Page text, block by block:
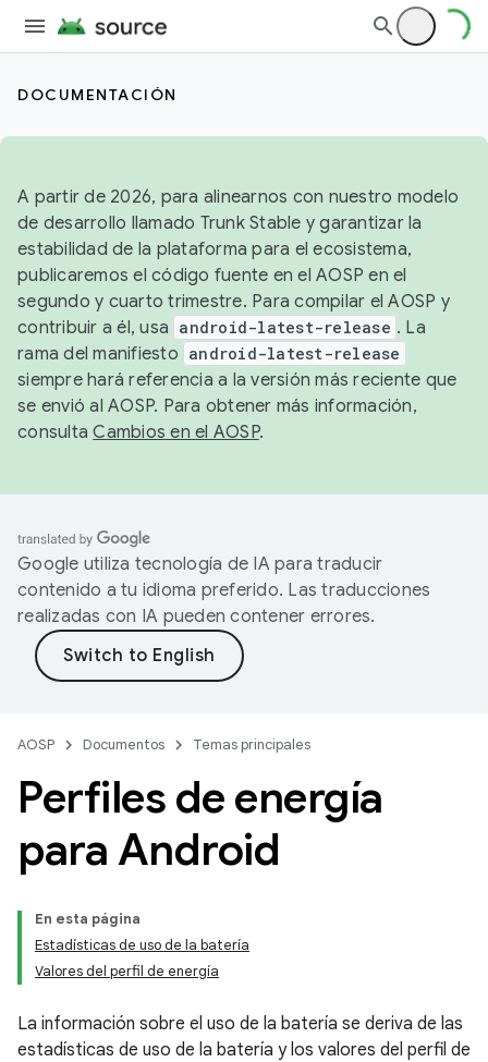
DOCUMENTACIÓN
A partir de 2026, para alinearnos con nuestro modelo
de desarrollo llamado Trunk Stable y garantizar la
estabilidad de la plataforma para el ecosistema,
publicaremos el código fuente en el AOSP en el
segundo y cuarto trimestre. Para compilar el AOSP y
contribuir a él, usa android-latest-release . La
rama del manifiesto android-latest-release
siempre hará referencia a la versión más reciente que
se envió al AOSP. Para obtener más información,
consultaCambios en el AOSP.
Google utiliza tecnología de IA para traducir
contenido a tu idioma preferido. Las traducciones
realizadas con IA pueden contener errores.
AOSP Documentos Temas principales
Perfiles de energía
para Android
En esta página
Estadísticas de uso de la batería
Valores del perfil de energía
La información sobre el uso de la batería se deriva de las
estadísticas de uso de la batería y los valores del perfil de